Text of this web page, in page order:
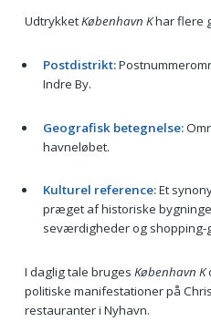
UdtrykketKøbenhavn Khar flere
Postdistrikt:
Indre By.
Geografisk betegnelse:
havneløbet.
Kulturel reference:Et
præget af historiske
seværdigheder og shopping-
I daglig tale bruges København K
politiske manifestationer på
restauranter i Nyhavn.